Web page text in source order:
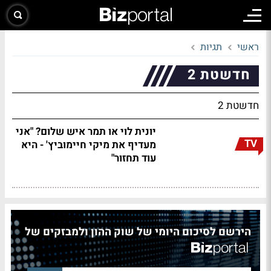
ראשי תגיות
חדשטת 2
חדשטת 2
TV
יונית לוי או תמר איש שלום? "אני
מעדיף את מיקי חיימוביץ' - היא
עוד תחזור"
הירשם לסיכום היומי של שוק ההון ולמבזקים של